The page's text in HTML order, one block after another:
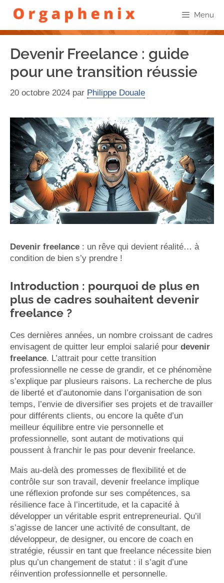
Menu
Devenir Freelance : guide
pour une transition réussie
20 octobre 2024 par Philippe Douale
Devenir freelance : un rêve qui devient réalité… à
condition de bien s’y prendre !
Introduction : pourquoi de plus en
plus de cadres souhaitent devenir
freelance ?
Ces dernières années, un nombre croissant de cadres
envisagent de quitter leur emploi salarié pour devenir
freelance. L’attrait pour cette transition
professionnelle ne cesse de grandir, et ce phénomène
s’explique par plusieurs raisons. La recherche de plus
de liberté et d’autonomie dans l’organisation de son
temps, l’envie de diversifier ses projets et de travailler
pour différents clients, ou encore la quête d’un
meilleur équilibre entre vie personnelle et
professionnelle, sont autant de motivations qui
poussent à franchir le pas pour devenir freelance.
Mais au-delà des promesses de flexibilité et de
contrôle sur son travail, devenir freelance implique
une réflexion profonde sur ses compétences, sa
résilience face à l’incertitude, et la capacité à
développer un véritable esprit entrepreneurial. Qu’il
s’agisse de lancer une activité de consultant, de
développeur, de designer, ou encore de coach en
stratégie, réussir en tant que freelance nécessite bien
plus qu’un changement de statut : il s’agit d’une
réinvention professionnelle et personnelle.